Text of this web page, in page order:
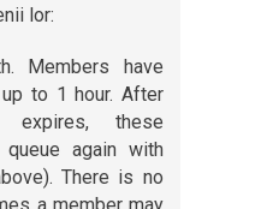
lor:
Members have
to 1 hour. After
expires, these
again with
There is no